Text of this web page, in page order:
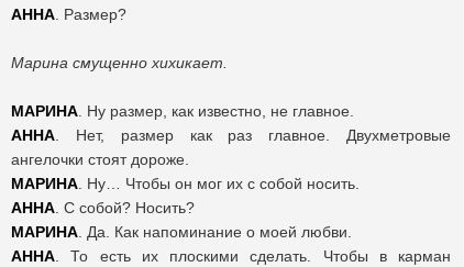
АННА . Размер?
Марина смущенно хихикает.
МАРИНА . Ну размер, как известно, не главное.
АННА . Нет, размер как раз главное. Двухметровые
ангелочки стоят дороже.
МАРИНА . Ну… Чтобы он мог их с собой носить.
АННА . С собой? Носить?
МАРИНА . Да. Как напоминание о моей любви.
АННА . То есть их плоскими сделать. Чтобы в карман